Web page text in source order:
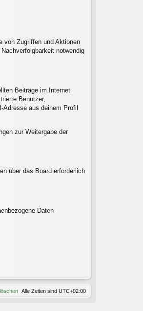
von Zugriffen und Aktionen
notwendig
Beiträge im Internet
Benutzer,
Adresse aus deinem Profil
zur Weitergabe der
über das Board erforderlich
Daten
Alle Zeiten sind UTC+02:00